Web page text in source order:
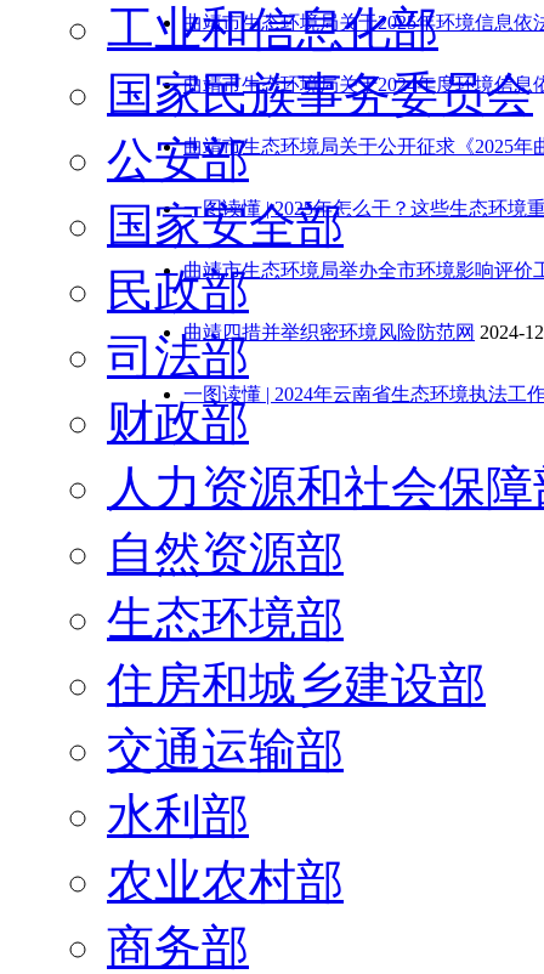
曲靖市生态环境局关于2025年环境信息依
曲靖市生态环境局关于2024年度环境信
曲靖市生态环境局关于公开征求《2025
一图读懂 | 2025年怎么干？这些生态环境
曲靖市生态环境局举办全市环境影响评价
曲靖四措并举织密环境风险防范网 2024-
一图读懂 | 2024年云南省生态环境执法工
工业和信息化部
国家民族事务委员会
公安部
国家安全部
民政部
司法部
财政部
人力资源和社会保
自然资源部
生态环境部
住房和城乡建设部
交通运输部
水利部
农业农村部
商务部